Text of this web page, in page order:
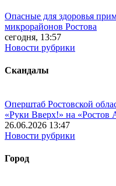
Опасные для здоровья
микрорайонов Ростова
сегодня, 13:57
Новости рубрики
Скандалы
Оперштаб Ростовской
«Руки Вверх!» на «Ростов
26.06.2026 13:47
Новости рубрики
Город